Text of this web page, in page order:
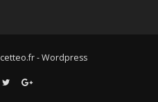
- Wordpress